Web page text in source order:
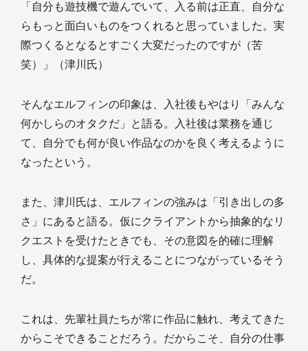
「自分も遊技機で遊んでいて、入る前は正直、自分な
らもっと面白いものをつくれると思っていました。実
際つくるとなるとすごく大変だったのですが（苦
笑）」（津川氏）
そんなエルフィンの印象は、入社後もやはり「みんな
何かしらのオタクだ」と語る。入社後は業務を通じ
て、自分でも何が良い作品なのかを良く考えるように
なったという。
また、津川氏は、エルフィンの強みは「引き出しの多
さ」にあると語る。仮にクライアントから抽象的なリ
クエストを受けたときでも、その意図を的確に理解
し、具体的な提案が行えることにつながっているそう
だ。
これは、先輩社員たちが常に作品に触れ、考えてきた
からこそできることだろう。だからこそ、自分の仕事